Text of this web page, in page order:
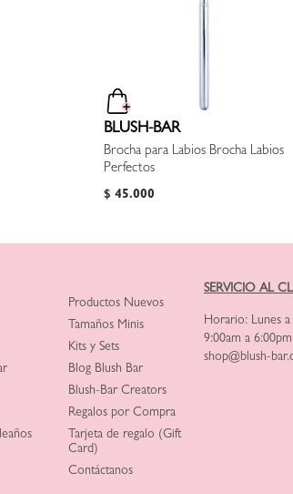
BLUSH-BAR
Brocha para Labios Brocha Labios
Perfectos
$ 45.000
Productos Nuevos
Tamaños Minis
Kits y Sets
Blog Blush Bar
Blush-Bar Creators
Regalos por Compra
Tarjeta de regalo (Gift
Card)
Contáctanos
SERVICIO AL
Horario: Lunes a
9:00am a 6:00pm
shop@blush-